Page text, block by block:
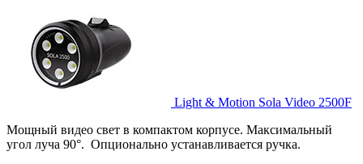
Light & Motion Sola Video 2500F
Мощный видео свет в компактом корпусе. Максимальный
угол луча 90°. Опционально устанавливается ручка.